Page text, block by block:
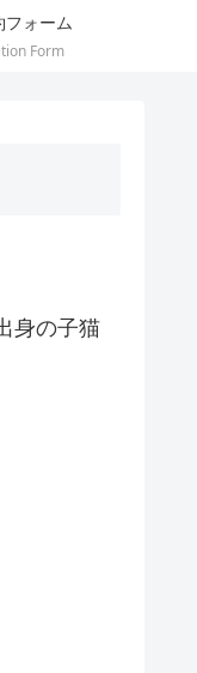
フォーム
Form
身の子猫